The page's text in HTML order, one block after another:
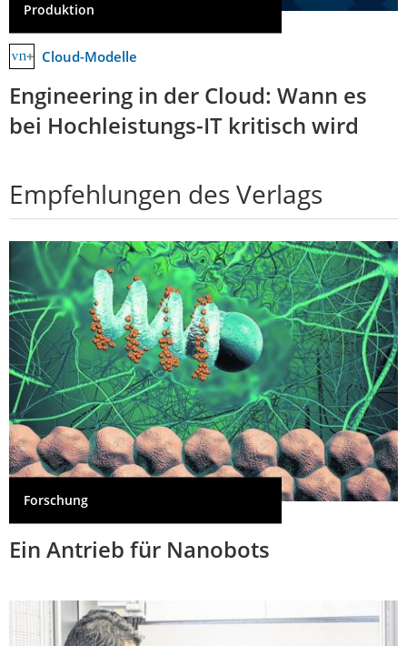
Produktion
Cloud-Modelle
Engineering in der Cloud: Wann es
bei Hochleistungs-IT kritisch wird
Empfehlungen des Verlags
Forschung
Ein Antrieb für Nanobots